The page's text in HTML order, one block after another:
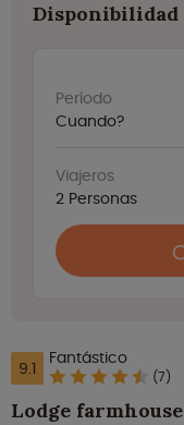
Disponibilidad
Período
Cuando?
Viajeros
2 Personas
9.1 Fantástico
(7)
Lodge